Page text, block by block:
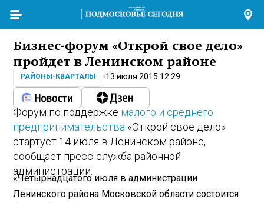
Бизнес-форум «Открой свое дело»
пройдет в Ленинском районе
РАЙОНЫ-КВАРТАЛЫ 13 июля 2015 12:29
Форум по поддержкемалого и среднего
предпринимательства «Открой свое дело»
стартует 14 июля в Ленинском районе,
сообщает пресс-служба районной
администрации.
«Четырнадцатого июля в администрации
Ленинского района Московской области состоится